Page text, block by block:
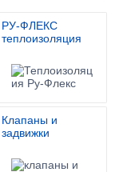
РУ-ФЛЕКС
теплоизоляция
Клапаны и
задвижки